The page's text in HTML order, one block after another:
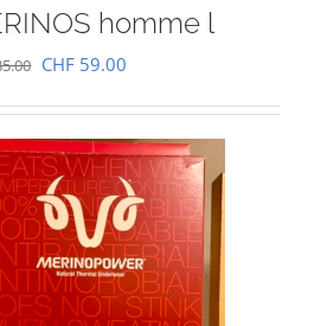
homme l
Le
initial
était :
CHF 85.00.
CHF 59.00
actuel
est :
CHF 59.00.